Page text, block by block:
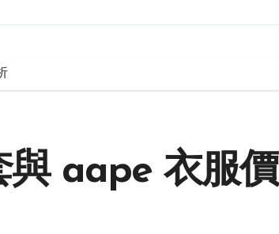
與 aape 衣服價